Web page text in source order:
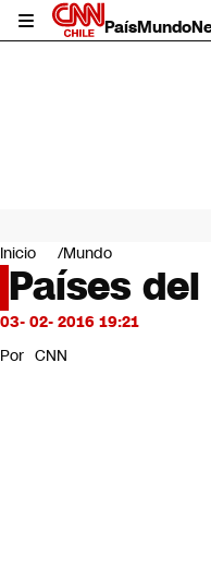
PaísMundo
Mundo
Negocios
Deportes
Programas completos
Servicios
Inicio Mundo
Países
03- 02- 2016 19:21
Por CNN